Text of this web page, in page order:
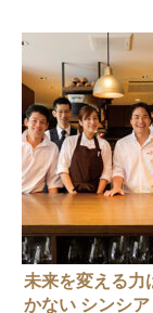
ル焼き」
未来を変える力
かない シンシ